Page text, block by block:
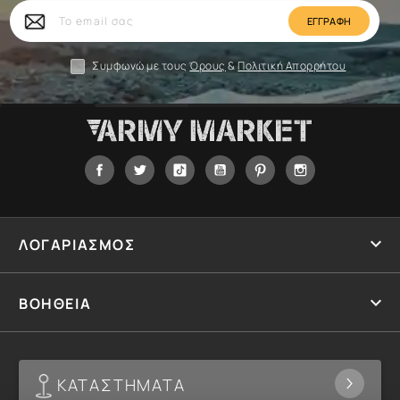
Το
email
σας
Συμφωνώ με τουςΌρους &Πολιτική Απορρήτου
FacebookTwitter Tiktok YouTube Pinterest
ΚΑΤΑΣΤΗΜΑΤΑ
ΒΟΗΘΕΙΑ 
ΛΟΓΑΡΙΑΣΜΟΣ 